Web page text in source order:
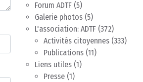
Forum ADTF (5)
Galerie photos (5)
L'association: ADTF (372)
Activités citoyennes (333)
Publications (11)
Liens utiles (1)
Presse (1)